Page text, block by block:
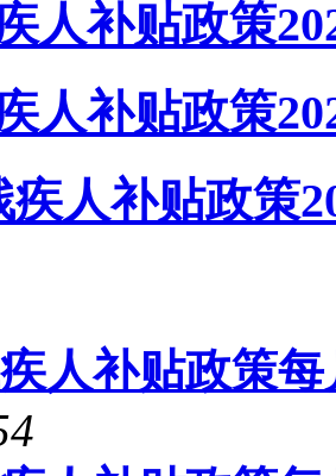
人补贴政策
人补贴政策
疾人补贴政策
人补贴政策